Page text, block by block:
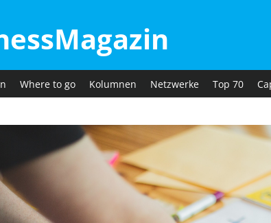
Where to go Kolumnen Netzwerke Top 70